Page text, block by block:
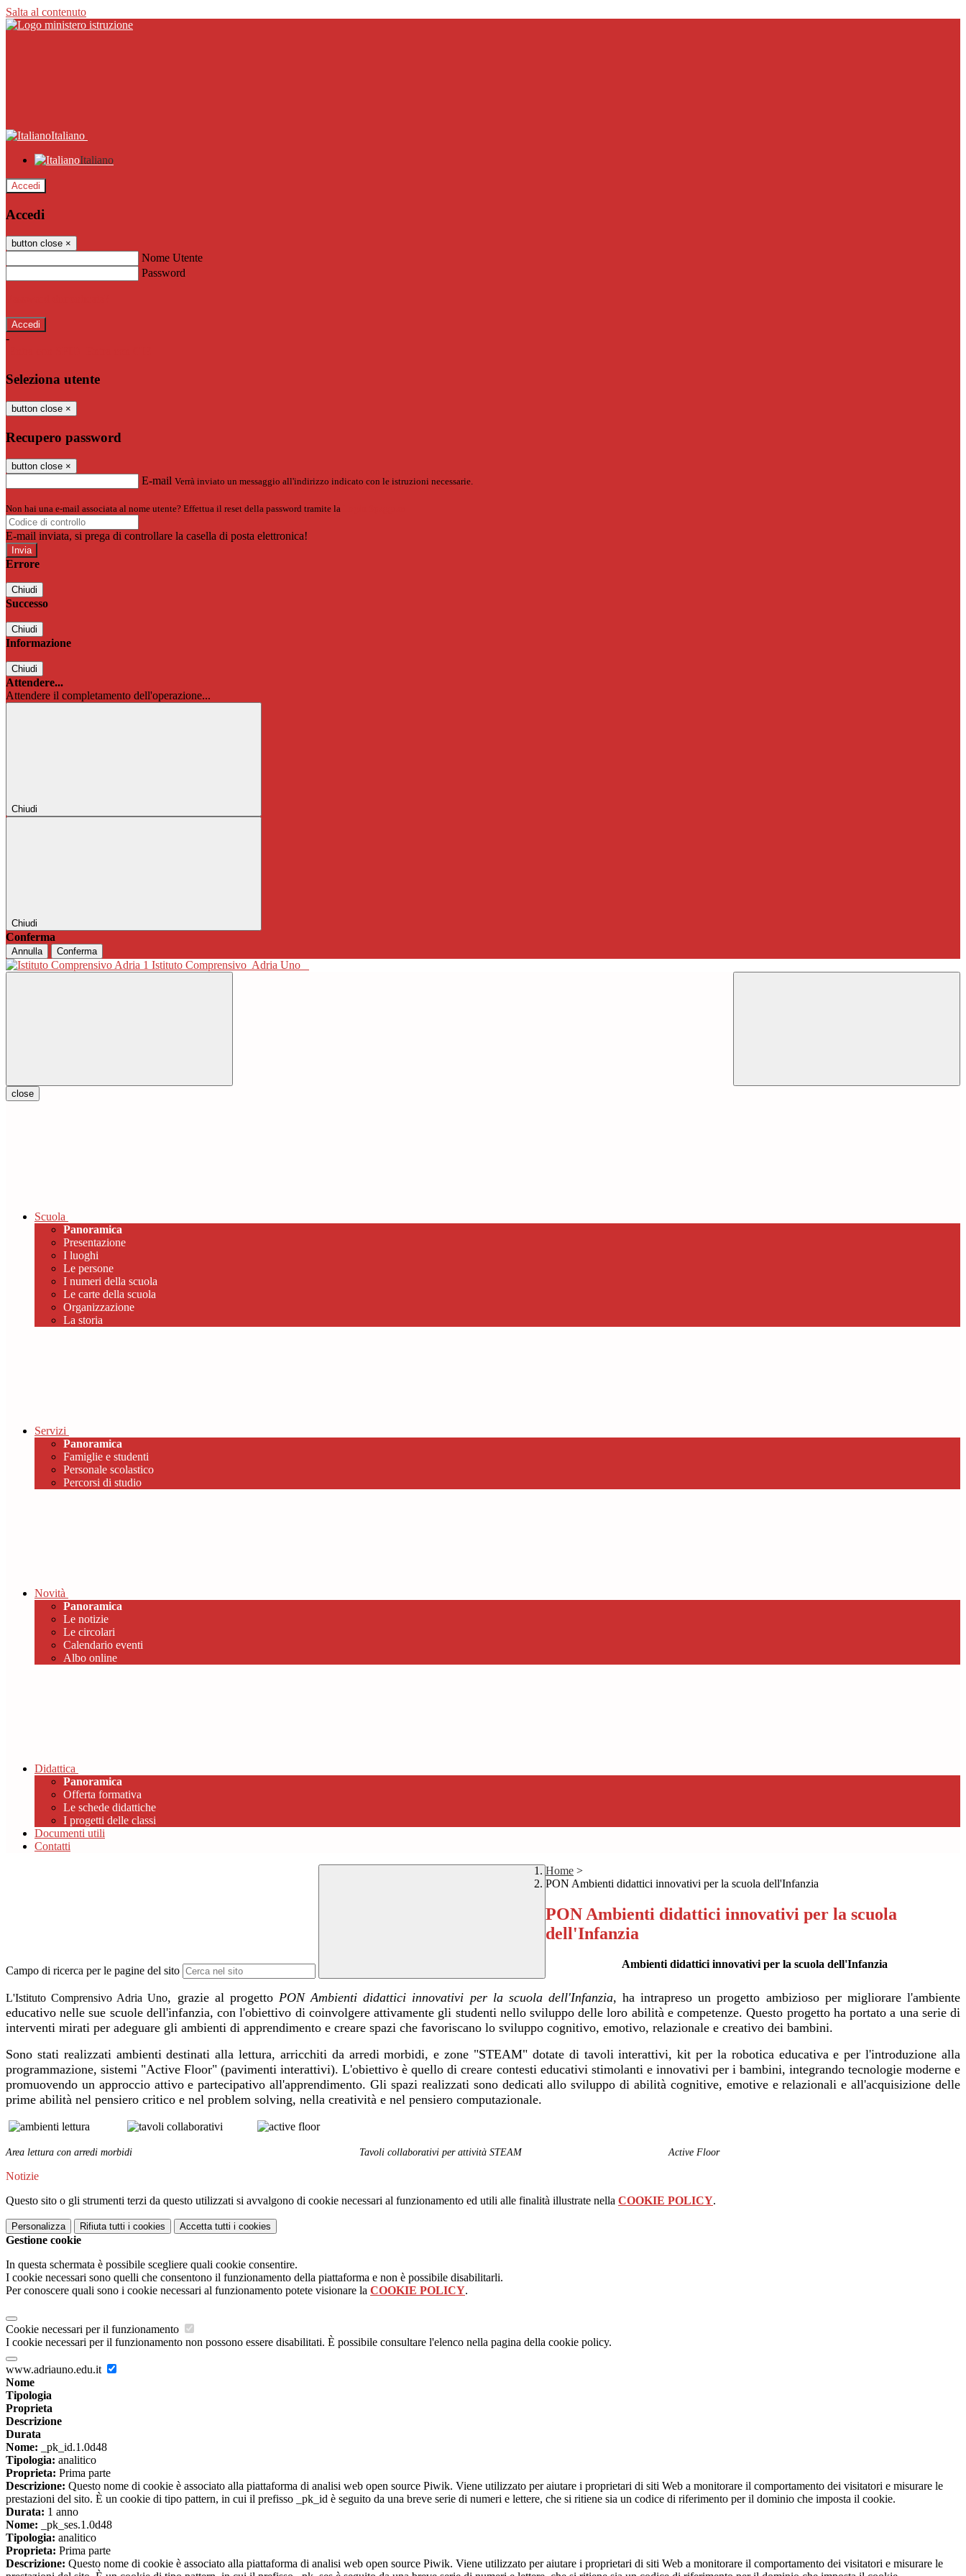
Salta al contenuto
Italiano
Italiano
Accedi
Accedi
button close ×
Nome Utente
Password
-
Seleziona utente
button close ×
Recupero password
button close ×
E-mail Verrà inviato un messaggio all'indirizzo indicato con le istruzioni necessarie.
Non hai una e-mail associata al nome utente? Effettua il reset della password tramite la
E-mail inviata, si prega di controllare la casella di posta elettronica!
Errore
Chiudi
Successo
Chiudi
Informazione
Chiudi
Attendere...
Attendere il completamento dell'operazione...
Chiudi
Chiudi
Conferma
Annulla Conferma
Istituto Comprensivo Adria Uno
close
Scuola
Panoramica
Presentazione
I luoghi
Le persone
I numeri della scuola
Le carte della scuola
Organizzazione
La storia
Servizi
Panoramica
Famiglie e studenti
Personale scolastico
Percorsi di studio
Novità
Panoramica
Le notizie
Le circolari
Calendario eventi
Albo online
Didattica
Panoramica
Offerta formativa
Le schede didattiche
I progetti delle classi
Documenti utili
Contatti
Campo di ricerca per le pagine del sito
Home >
PON Ambienti didattici innovativi per la scuola dell'Infanzia
PON Ambienti didattici innovativi per la scuola
dell'Infanzia
Ambienti didattici innovativi per la scuola dell'Infanzia
L'Istituto Comprensivo Adria Uno, grazie al progetto PON Ambienti didattici innovativi per la scuola dell'Infanzia, ha intrapreso un progetto ambizioso per migliorare l'ambiente
educativo nelle sue scuole dell'infanzia, con l'obiettivo di coinvolgere attivamente gli studenti nello sviluppo delle loro abilità e competenze. Questo progetto ha portato a una serie di
interventi mirati per adeguare gli ambienti di apprendimento e creare spazi che favoriscano lo sviluppo cognitivo, emotivo, relazionale e creativo dei bambini.
Sono stati realizzati ambienti destinati alla lettura, arricchiti da arredi morbidi, e zone "STEAM" dotate di tavoli interattivi, kit per la robotica educativa e per l'introduzione alla
programmazione, sistemi "Active Floor" (pavimenti interattivi). L'obiettivo è quello di creare contesti educativi stimolanti e innovativi per i bambini, integrando tecnologie moderne e
promuovendo un approccio attivo e partecipativo all'apprendimento. Gli spazi realizzati sono dedicati allo sviluppo di abilità cognitive, emotive e relazionali e all'acquisizione delle
prime abilità nel pensiero critico e nel problem solving, nella creatività e nel pensiero computazionale.
Area lettura con arredi morbidi Tavoli collaborativi per attività STEAM Active Floor
Notizie
Questo sito o gli strumenti terzi da questo utilizzati si avvalgono di cookie necessari al funzionamento ed utili alle finalità illustrate nella COOKIE POLICY.
Personalizza Rifiuta tutti i cookies Accetta tutti i cookies
Gestione cookie
In questa schermata è possibile scegliere quali cookie consentire.
I cookie necessari sono quelli che consentono il funzionamento della piattaforma e non è possibile disabilitarli.
Per conoscere quali sono i cookie necessari al funzionamento potete visionare la COOKIE POLICY.
Cookie necessari per il funzionamento
I cookie necessari per il funzionamento non possono essere disabilitati. È possibile consultare l'elenco nella pagina della cookie policy.
www.adriauno.edu.it
Nome
Tipologia
Proprieta
Descrizione
Durata
Nome: _pk_id.1.0d48
Tipologia: analitico
Proprieta: Prima parte
Descrizione: Questo nome di cookie è associato alla piattaforma di analisi web open source Piwik. Viene utilizzato per aiutare i proprietari di siti Web a monitorare il comportamento dei visitatori e misurare le
prestazioni del sito. È un cookie di tipo pattern, in cui il prefisso _pk_id è seguito da una breve serie di numeri e lettere, che si ritiene sia un codice di riferimento per il dominio che imposta il cookie.
Durata: 1 anno
Nome: _pk_ses.1.0d48
Tipologia: analitico
Proprieta: Prima parte
Descrizione: Questo nome di cookie è associato alla piattaforma di analisi web open source Piwik. Viene utilizzato per aiutare i proprietari di siti Web a monitorare il comportamento dei visitatori e misurare le